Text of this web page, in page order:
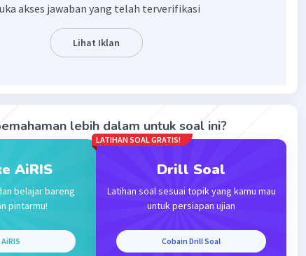
yaitu reaksi konproporsionasi.
adalah salah satu reaksi autoredoks yang
dan oksidasinya berasal dari zat yang sama. Pada
yang tepat adalah tidak ada, karena semua reaksi
reaksi konproporsionasi
akses jawaban yang telah terverifikasi
Lihat Iklan
lebih dalam untuk soal ini?
AiRIS
belajar bareng
pintarmu!
LATIHAN SOAL GRATIS!
Drill Soal
Latihan soal sesuai topik yang kamu mau
untuk persiapan ujian
Cobain Drill Soal